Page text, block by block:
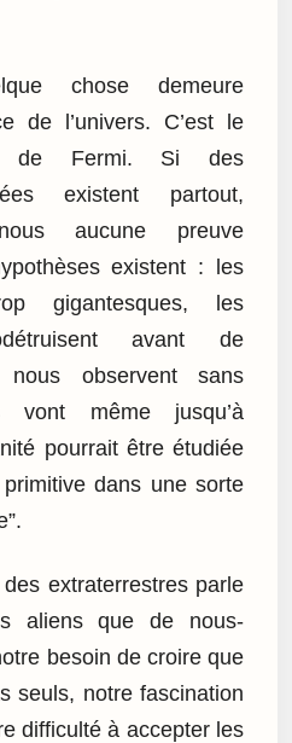
chose demeure
de l’univers. C’est le
de Fermi. Si des
existent partout,
nous aucune preuve
existent : les
gigantesques, les
avant de
observent sans
vont même jusqu’à
pourrait être étudiée
dans une sorte
extraterrestres parle
aliens que de nous-
besoin de croire que
seuls, notre fascination
difficulté à accepter les